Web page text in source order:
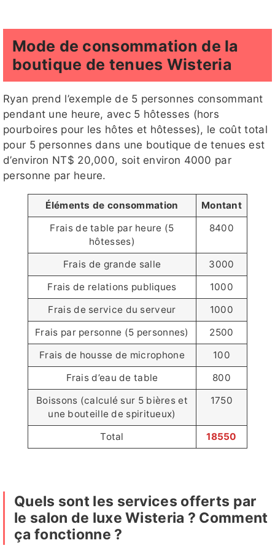
Mode de consommation de la
boutique de tenues Wisteria
Ryan prend l’exemple de 5 personnes consommant
pendant une heure, avec 5 hôtesses (hors
pourboires pour les hôtes et hôtesses), le coût total
pour 5 personnes dans une boutique de tenues est
d’environ NT$ 20,000, soit environ 4000 par
personne par heure.
Éléments de consommation
Montant
Frais de table par heure (5
hôtesses)
8400
Frais de grande salle
3000
Frais de relations publiques
1000
Frais de service du serveur
1000
Frais par personne (5 personnes)
2500
Frais de housse de microphone
100
Frais d’eau de table
800
Boissons (calculé sur 5 bières et
une bouteille de spiritueux)
1750
Total 18550
Quels sont les services offerts par
le salon de luxe Wisteria ? Comment
ça fonctionne ?